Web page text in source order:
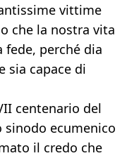
vittime
che la nostra vita
perché dia
sia capace di
centenario del
sinodo ecumenico
il credo che